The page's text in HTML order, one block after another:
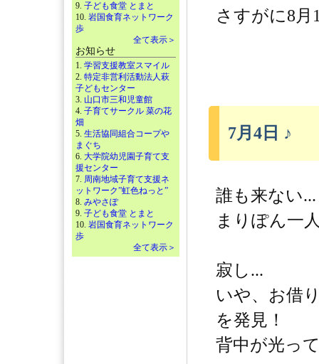
9. 子ども食堂 とまと
10. 岩国食育ネットワーク
歩
全て表示＞
お知らせ
1. 学習支援教室スマイル
2. 特定非営利活動法人萩
子どもセンター
3. 山口市三和児童館
4. 子育てサークル 菜の花
畑
5. 生活協同組合コープや
まぐち
6. 大学院幼児園子育て支
援センター
7. 周南地域子育て支援ネ
ットワーク”虹色ねっと”
8. みやさぽ
9. 子ども食堂 とまと
10. 岩国食育ネットワーク
歩
全て表示＞
さすがに8月
7月4日 ♪
誰も来ない...
まりぽん一
寂し...
いや、お借
を発見！
背中が光っ